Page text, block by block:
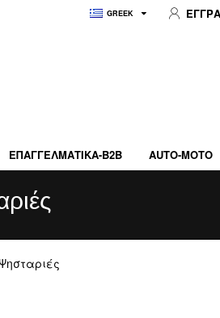
GREEK
ΕΠΑΓΓΕΛΜΑΤΙΚA-B2B AUTO-MOTO